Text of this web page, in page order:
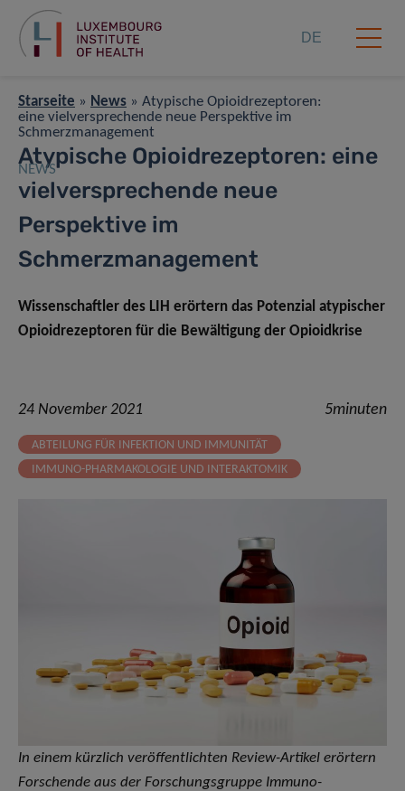
DE
Starseite » News » Atypische Opioidrezeptoren:
eine vielversprechende neue Perspektive im
Schmerzmanagement
NEWS
Atypische Opioidrezeptoren: eine
vielversprechende neue
Perspektive im
Schmerzmanagement
Wissenschaftler des LIH erörtern das Potenzial atypischer
Opioidrezeptoren für die Bewältigung der Opioidkrise
24 November 2021 5minuten
ABTEILUNG FÜR INFEKTION UND IMMUNITÄT
IMMUNO-PHARMAKOLOGIE UND INTERAKTOMIK
In einem kürzlich veröffentlichten Review-Artikel erörtern
Forschende aus der Forschungsgruppe Immuno-